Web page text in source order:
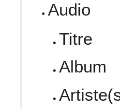
Audio
Titre
Album